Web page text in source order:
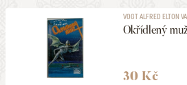
VOGT ALFRED ELTON
Okřídlený muž
30 Kč